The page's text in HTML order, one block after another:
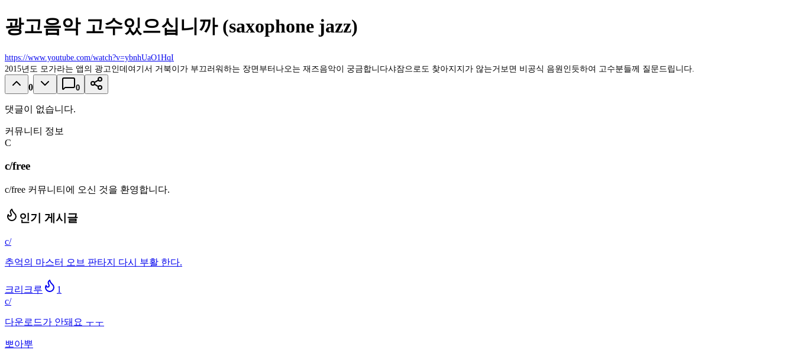
광고음악 고수있으십니까 (saxophone jazz)
https://www.youtube.com/watch?v=ybnhUaO1HqI
2015년도 모가라는 앱의 광고인데여기서 거북이가 부끄러워하는 장면부터나오는 재즈음악이 궁금합니다샤잠으로도 찾아지지가 않는거보면 비공식 음원인듯하여 고수분들께 질문드립니다.
0 0
댓글이 없습니다.
커뮤니티 정보
C
c/free
c/free 커뮤니티에 오신 것을 환영합니다.
인기 게시글
c/
추억의 마스터 오브 판타지 다시 부활 한다.
크리크루
1
c/
다운로드가 안돼요 ㅜㅜ
뽀아뿌